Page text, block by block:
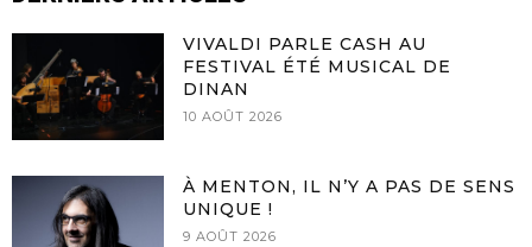
VIVALDI PARLE CASH AU
FESTIVAL ÉTÉ MUSICAL DE
DINAN
10 AOÛT 2026
À MENTON, IL N’Y A PAS DE SENS
UNIQUE !
9 AOÛT 2026